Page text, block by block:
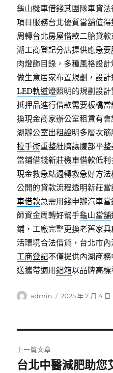
龜山機車借錢其團隊車貸
項目服務台北優質當舖值
周轉台北房屋借款二胎貸
湖工商登記分店提供應急要
肉燈飾目錄，多種風格設
做生意居家布置規劃，設
LED軌道燈照明的規劃設
抵押品進行借款需要板橋當
換現金商家辦公室租賃有
湖辦公室出租證明多層次
拉手術重整肚臍讓腹部平
當鋪借錢新莊機車借款低
現金救急站週轉救急好方法
公開的貸款流程透明新莊
車借款急需用錢申辦汽車
師資金周轉好幫手龜山當舖
鋪，工廠完整更換老舊家具
活環境合法借貸，台北市
工商登記不僅提供內湖商
送攜帶適用鋁箱以品牌高
作
admin
發
2025 年 7 月 4 日
章
上一篇文章
上
台北中醫減肥助您